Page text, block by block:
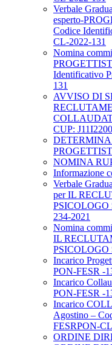
Verbale
esperto-
Codice
CL-2022-131
Nomina
Identificativo
131
AVVISO DI
CUP:
DETERMINA
NOMINA
Informazione
Verbale
per IL
PSICOLOGO
234-2021
Nomina
IL
Incarico
PON-FESR -
Incarico
PON-FESR -
Incarico
Agostino –
FESRPON-
ORDINE